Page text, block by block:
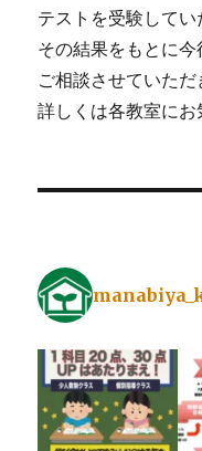
テストを受験してい
その結果をもとに
ご相談させていただ
詳しくは各教室にお